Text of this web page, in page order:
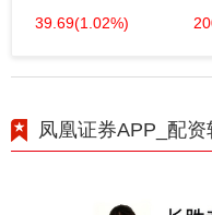
39.69(1.02%)
凤凰证券APP_配